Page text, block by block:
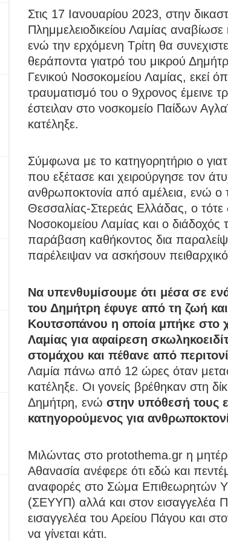
Στις 17 Ιανουαρίου 2023, στην
Πλημμελειοδικείου Λαμίας
ενώ την ερχόμενη Τρίτη θα
θεράποντα γιατρό του μικρού
Γενικού Νοσοκομείου Λαμίας, εκεί
τραυματισμό του ο 9χρονος έμεινε
έστειλαν στο νοσκομείο Παίδων
κατέληξε.
Σύμφωνα με το κατηγορητήριο ο
που εξέτασε και χειρούργησε τον
ανθρωποκτονία από αμέλεια, ενώ ο
Θεσσαλίας-Στερεάς Ελλάδας, ο τότε
Νοσοκομείου Λαμίας και ο διάδοχός
παράβαση καθήκοντος δια
παρέλειψαν να ασκήσουν
Να υπενθυμίσουμε ότι μέσα σε
του Δημήτρη έφυγε από τη ζωή
Κουτσοπάνου η οποία μπήκε στο
Λαμίας για αφαίρεση
στομάχου και πέθανε από
Λαμία πάνω από 12 ώρες όταν
κατέληξε. Οι γονείς βρέθηκαν στη
Δημήτρη, ενώ στην υπόθεσή τους
κατηγορούμενος για
Μιλώντας στο protothema.gr η
Αθανασία ανέφερε ότι εδώ και
αναφορές στο Σώμα Επιθεωρητών
(ΣΕΥΥΠ) αλλά και στον εισαγγελέα
εισαγγελέα του Αρείου Πάγου και
να γίνεται κάτι.